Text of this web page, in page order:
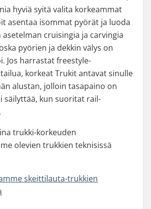
hyviä syitä valita korkeammat
asentaa isommat pyörät ja luoda
asetelman cruisingia ja carvingia
pyörien ja dekkin välys on
Jos harrastat freestyle-
korkeat Trukit antavat sinulle
alustan, jolloin tasapaino on
säilyttää, kun suoritat rail-
trukki-korkeuden
olevien trukkien teknisissä
skeittilauta-trukkien